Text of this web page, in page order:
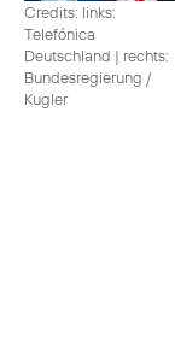
Credits: links:
Telefónica
Deutschland | rechts:
Bundesregierung /
Kugler